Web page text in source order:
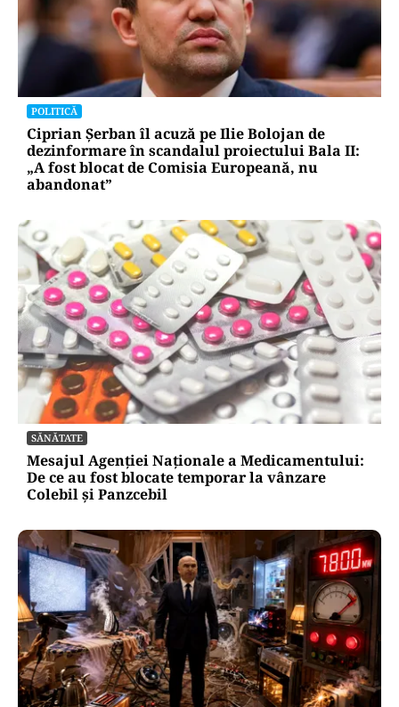
POLITICĂ
Ciprian Șerban îl acuză pe Ilie Bolojan de
dezinformare în scandalul proiectului Bala II:
„A fost blocat de Comisia Europeană, nu
abandonat”
SĂNĂTATE
Mesajul Agenției Naționale a Medicamentului:
De ce au fost blocate temporar la vânzare
Colebil și Panzcebil